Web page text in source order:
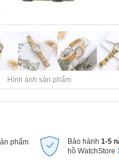
Hình ảnh sản phẩm
phẩm
Bảo hành 1-5
hồ WatchStore